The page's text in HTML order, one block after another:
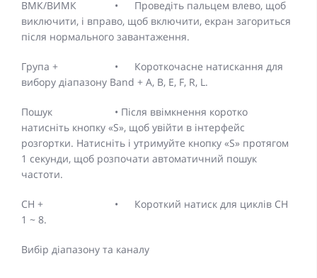
ВМК/ВИМК •
Проведіть пальцем влево, щоб
виключити, і вправо, щоб включити, екран загориться
після нормального завантаження.
Група + •
Короткочасне натискання для
вибору діапазону Band + A, B, E, F, R, L.
Пошук
• Після ввімкнення коротко
натисніть кнопку «S», щоб увійти в інтерфейс
розгортки. Натисніть і утримуйте кнопку «S» протягом
1 секунди, щоб розпочати автоматичний пошук
частоти.
CH + •
Короткий натиск для циклів CH
1 ~ 8.
Вибір діапазону та каналу